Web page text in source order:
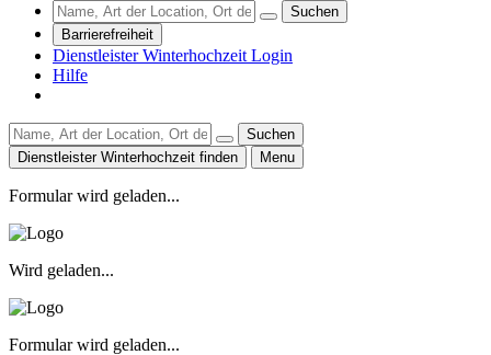
Suchen
Barrierefreiheit
Dienstleister Winterhochzeit Login
Hilfe
Suchen
Dienstleister Winterhochzeit finden
Menu
Formular wird geladen...
Wird geladen...
Formular wird geladen...